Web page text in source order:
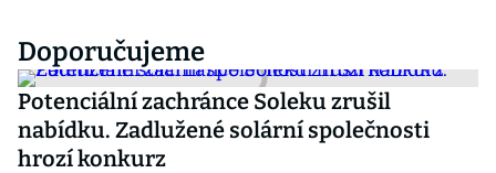
Doporučujeme
Potenciální zachránce Soleku zrušil
nabídku. Zadlužené solární společnosti
hrozí konkurz